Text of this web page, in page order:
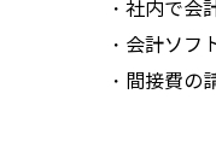
・社内で会
・会計ソフ
・間接費の